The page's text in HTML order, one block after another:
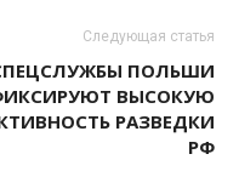
Следующая статья
ПОЛЬШИ
ВЫСОКУЮ
РАЗВЕДКИ
РФ